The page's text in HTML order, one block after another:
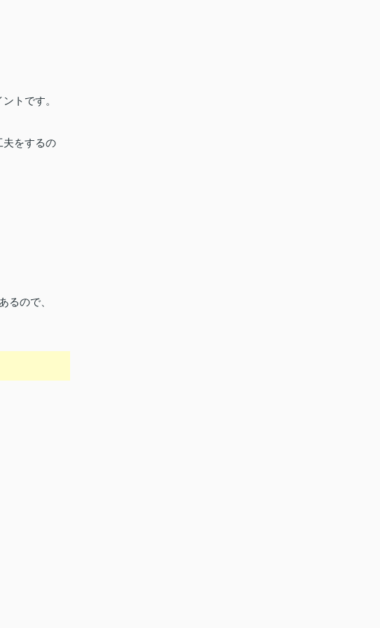
トです。
夫をするの
るので、